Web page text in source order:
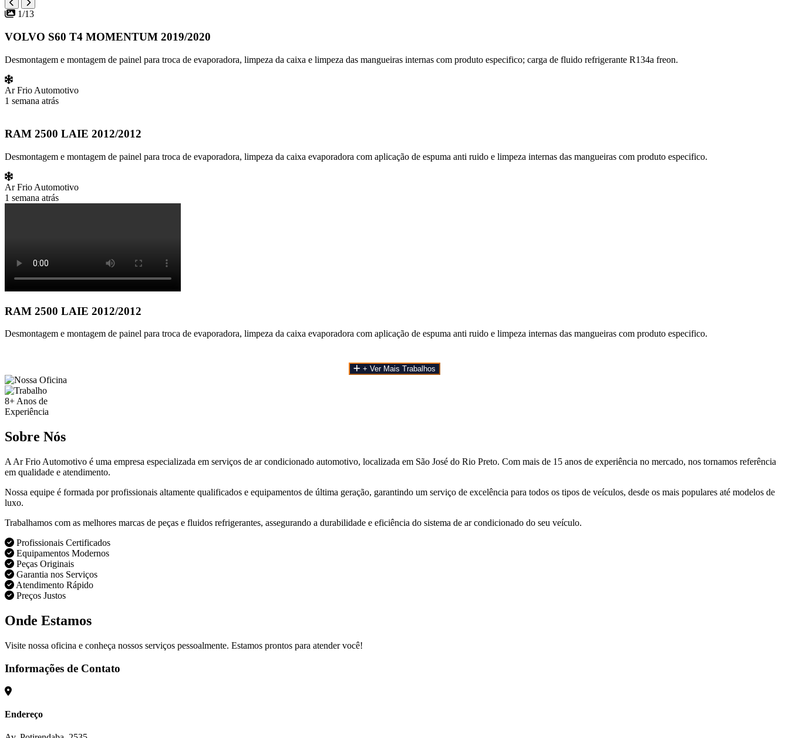
1/13
VOLVO S60 T4 MOMENTUM 2019/2020
Desmontagem e montagem de painel para troca de evaporadora, limpeza da caixa e limpeza das mangueiras internas com produto especifico; carga de fluido refrigerante R134a freon.
Ar Frio Automotivo
1 semana atrás
RAM 2500 LAIE 2012/2012
Desmontagem e montagem de painel para troca de evaporadora, limpeza da caixa evaporadora com aplicação de espuma anti ruido e limpeza internas das mangueiras com produto especifico.
Ar Frio Automotivo
1 semana atrás
RAM 2500 LAIE 2012/2012
Desmontagem e montagem de painel para troca de evaporadora, limpeza da caixa evaporadora com aplicação de espuma anti ruido e limpeza internas das mangueiras com produto especifico.
+ Ver Mais Trabalhos
8+Anos de
Experiência
Sobre Nós
A Ar Frio Automotivo é uma empresa especializada em serviços de ar condicionado automotivo, localizada em São José do Rio Preto. Com mais de 15 anos de experiência no mercado, nos tornamos referência
em qualidade e atendimento.
Nossa equipe é formada por profissionais altamente qualificados e equipamentos de última geração, garantindo um serviço de excelência para todos os tipos de veículos, desde os mais populares até modelos de
luxo.
Trabalhamos com as melhores marcas de peças e fluidos refrigerantes, assegurando a durabilidade e eficiência do sistema de ar condicionado do seu veículo.
Profissionais Certificados
Equipamentos Modernos
Peças Originais
Garantia nos Serviços
Atendimento Rápido
Preços Justos
Onde Estamos
Visite nossa oficina e conheça nossos serviços pessoalmente. Estamos prontos para atender você!
Informações de Contato
Endereço